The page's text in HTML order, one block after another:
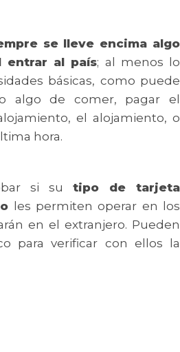
se lleve encima algo
entrar al país; al menos lo
básicas, como puede
algo de comer, pagar el
el alojamiento, o
hora.
si su tipo de tarjeta
les permiten operar en los
en el extranjero. Pueden
para verificar con ellos la